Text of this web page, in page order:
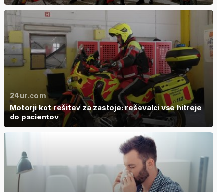
24ur.com
Motorji kot rešitev za zastoje: reševalci vse hitreje
do pacientov